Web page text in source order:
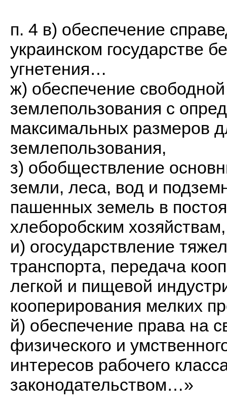
п. 4 в) обеспечение
украинском государстве
угнетения…
ж) обеспечение
землепользования с
максимальных размеров
землепользования,
з) обобществление
земли, леса, вод и
пашенных земель в
хлеборобским хозяйствам,
и) огосударствление
транспорта, передача
легкой и пищевой
кооперирования мелких
й) обеспечение права на
физического и
интересов рабочего
законодательством…»